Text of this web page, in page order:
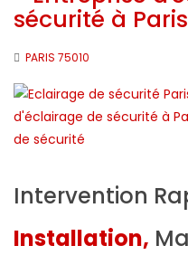
sécurité à
PARIS 75010
Intervention
Installation,